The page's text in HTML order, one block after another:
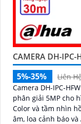
CAMERA DH-
5%-35%
Liên
Camera DH-IPC-
phân giải 5MP cho
Color và tầm nhìn hồng ngoại
âm, loa cảnh báo